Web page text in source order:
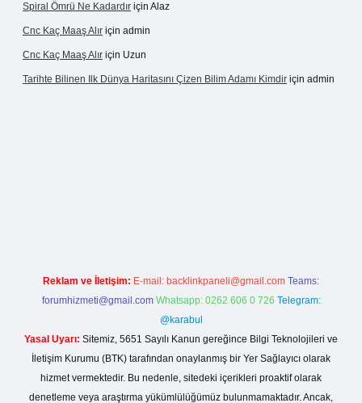
Spiral Ömrü Ne Kadardır için Alaz
Cnc Kaç Maaş Alır için admin
Cnc Kaç Maaş Alır için Uzun
Tarihte Bilinen Ilk Dünya Haritasını Çizen Bilim Adamı Kimdir için admin
Reklam ve İletişim: E-mail: backlinkpaneli@gmail.com Teams:
forumhizmeti@gmail.com Whatsapp: 0262 606 0 726 Telegram:
@karabul
Yasal Uyarı: Sitemiz, 5651 Sayılı Kanun gereğince Bilgi Teknolojileri ve
İletişim Kurumu (BTK) tarafından onaylanmış bir Yer Sağlayıcı olarak
hizmet vermektedir. Bu nedenle, sitedeki içerikleri proaktif olarak
denetleme veya araştırma yükümlülüğümüz bulunmamaktadır. Ancak,